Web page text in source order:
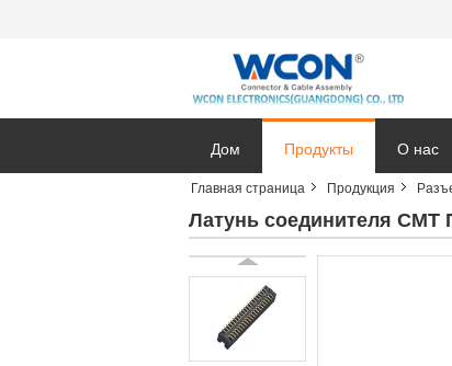
Дом Продукты О нас
Главная страница Продукция
Латунь соединителя СМТ